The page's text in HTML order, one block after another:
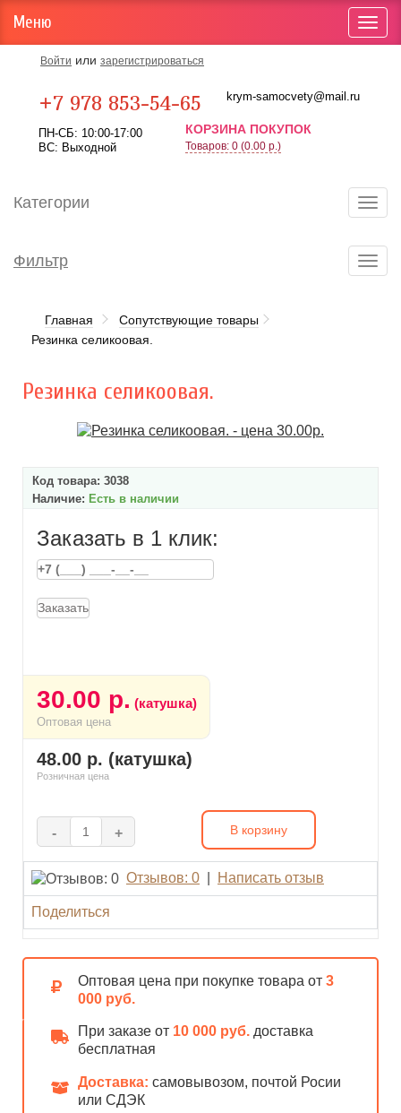
Войти или зарегистрироваться
+7 978 853-54-65 krym-samocvety@mail.ru
ПН-СБ: 10:00-17:00
ВС: Выходной
КОРЗИНА ПОКУПОК
Товаров: 0 (0.00 р.)
Меню
Категории
Фильтр
Главная
Сопутствующие товары
Резинка селикоовая.
Резинка селикоовая.
Код товара: 3038
Наличие: Есть в наличии
Заказать в 1 клик:
Заказать
30.00 р. (катушка)
Оптовая цена
48.00 р. (катушка)
Розничная цена
- + В корзину
Отзывов: 0 Написать отзыв
Поделиться
Оптовая цена при покупке товара от 3
000 руб.
При заказе от 10 000 руб. доставка
бесплатная
Доставка: самовывозом, почтой Росии
или СДЭК